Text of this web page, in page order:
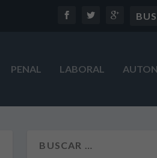
PENAL LABORAL